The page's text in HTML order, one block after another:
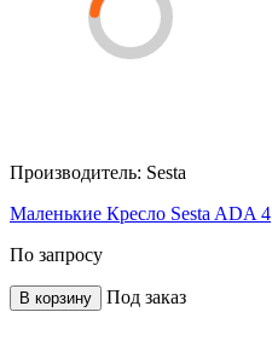
Производитель: Sesta
Маленькие Кресло Sesta ADA 4
По запросу
В корзину Под заказ